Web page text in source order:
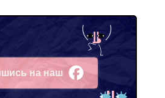
на наш